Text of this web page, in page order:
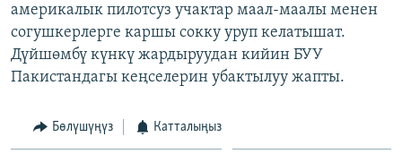
америкалык пилотсуз учактар маал-маалы менен
согушкерлерге каршы сокку уруп келатышат.
Дүйшөмбү күнкү жардыруудан кийин БУУ
Пакистандагы кеңселерин убактылуу жапты.
Бөлүшүңүз Катталыңыз